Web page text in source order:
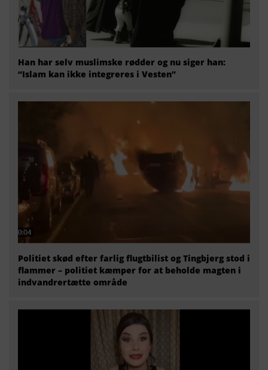
Han har selv muslimske rødder og nu siger han:
“Islam kan ikke integreres i Vesten”
Politiet skød efter farlig flugtbilist og Tingbjerg stod i
flammer – politiet kæmper for at beholde magten i
indvandrertætte område